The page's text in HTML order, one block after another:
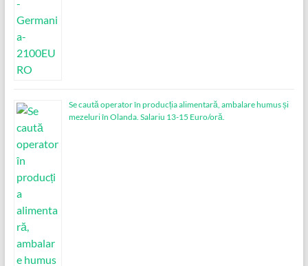
Se caută operator în producția alimentară, ambalare humus și
mezeluri în Olanda. Salariu 13-15 Euro/oră.